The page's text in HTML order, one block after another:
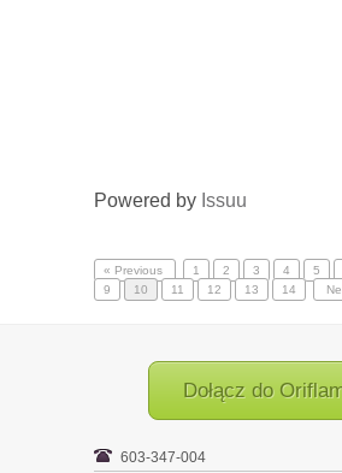
Powered by Issuu
« Previous 1 2 3 4 5
9
10 11 12 13 14
Dołącz do
603-347-004